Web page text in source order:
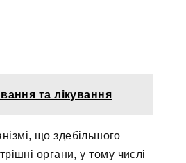
та лікування
що здебільшого
органи, у тому числі